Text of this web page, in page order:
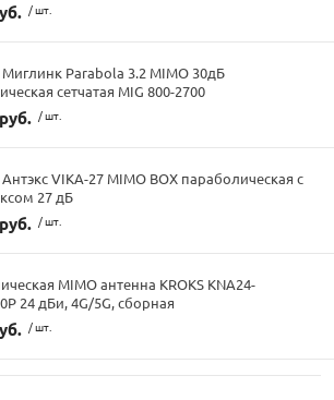
/ шт.
Parabola 3.2 MIMO 30дБ
сетчатая MIG 800-2700
/ шт.
VIKA-27 MIMO BOX параболическая с
27 дБ
/ шт.
MIMO антенна KROKS KNA24-
24 дБи, 4G/5G, сборная
/ шт.